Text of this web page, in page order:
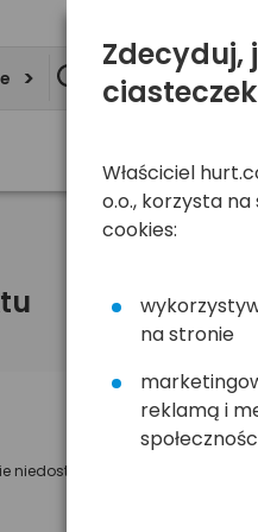
niedostępny
Zdecyduj,
Właściciel
o.o., korzysta
cookies:
na stronie
reklamą i